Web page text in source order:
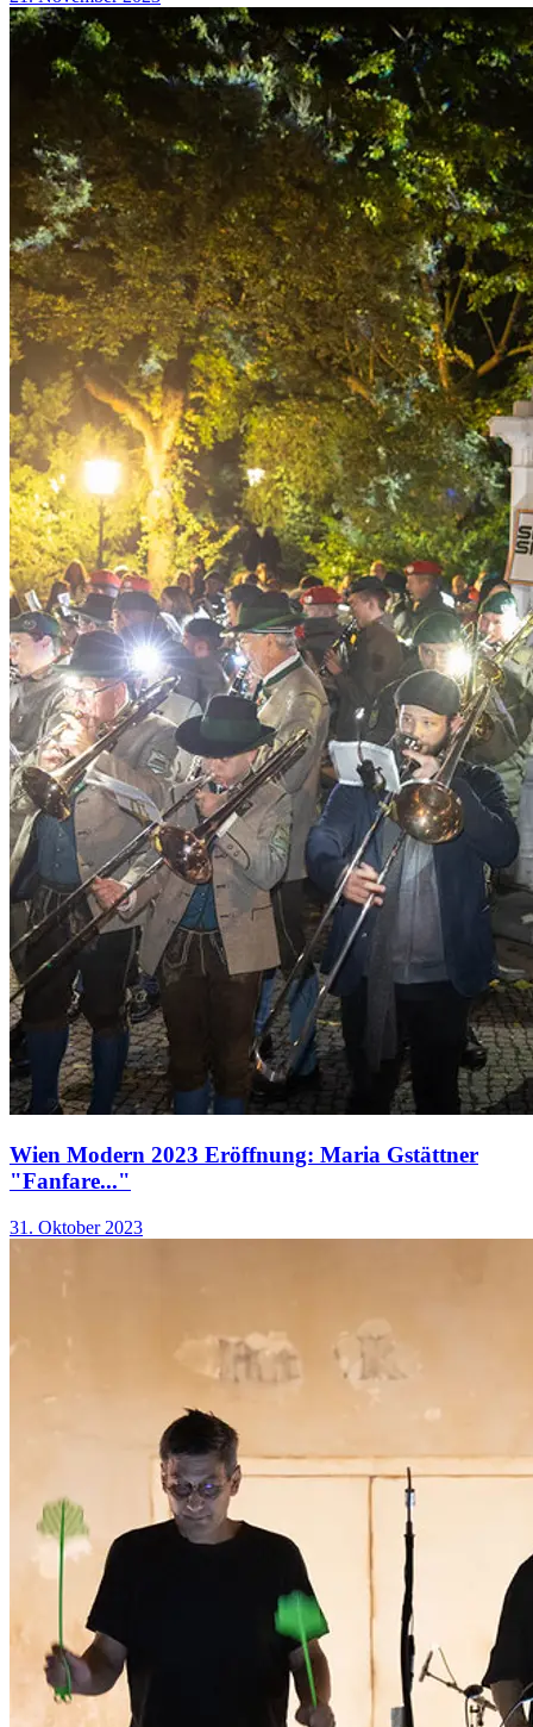
Wien Modern 2023 Eröffnung: Maria Gstättner
"Fanfare..."
31. Oktober 2023